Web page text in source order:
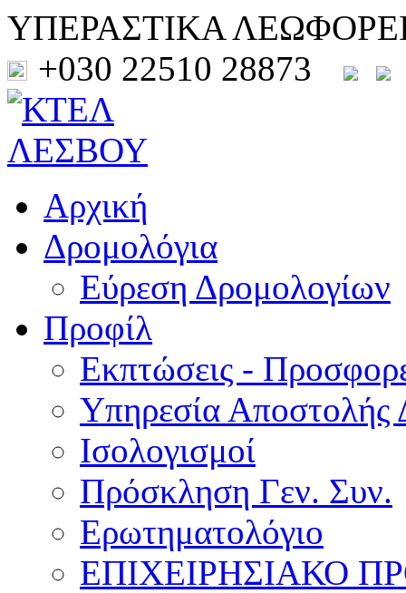
ΥΠΕΡΑΣΤΙΚΑ
+030 22510 28873
Αρχική
Δρομολόγια
Εύρεση Δρομολογίων
Προφίλ
Εκπτώσεις -
Υπηρεσία Αποστολής
Ισολογισμοί
Πρόσκληση Γεν. Συν.
Ερωτηματολόγιο
ΕΠΙΧΕΙΡΗΣΙΑΚΟ